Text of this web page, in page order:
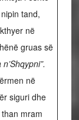
tand,
në
gruas së
”.
në
siguri dhe
than mram